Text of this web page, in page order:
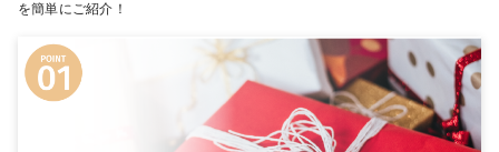
を簡単にご紹介！